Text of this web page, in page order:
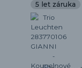
5 let záruka